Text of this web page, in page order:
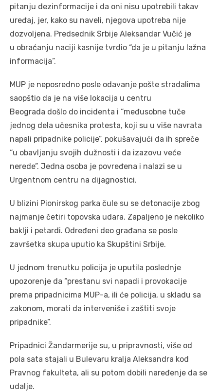
pitanju dezinformacije i da oni nisu upotrebili takav
uređaj, jer, kako su naveli, njegova upotreba nije
dozvoljena. Predsednik Srbije Aleksandar Vučić je
u obraćanju naciji kasnije tvrdio “da je u pitanju lažna
informacija”.
MUP je neposredno posle odavanje pošte stradalima
saopštio da je na više lokacija u centru
Beograda došlo do incidenta i “međusobne tuče
jednog dela učesnika protesta, koji su u više navrata
napali pripadnike policije”, pokušavajući da ih spreče
“u obavljanju svojih dužnosti i da izazovu veće
nerede”. Jedna osoba je povređena i nalazi se u
Urgentnom centru na dijagnostici.
U blizini Pionirskog parka čule su se detonacije zbog
najmanje četiri topovska udara. Zapaljeno je nekoliko
baklji i petardi. Određeni deo građana se posle
završetka skupa uputio ka Skupštini Srbije.
U jednom trenutku policija je uputila poslednje
upozorenje da “prestanu svi napadi i provokacije
prema pripadnicima MUP-a, ili će policija, u skladu sa
zakonom, morati da interveniše i zaštiti svoje
pripadnike”.
Pripadnici Žandarmerije su, u pripravnosti, više od
pola sata stajali u Bulevaru kralja Aleksandra kod
Pravnog fakulteta, ali su potom dobili naređenje da se
udalje.